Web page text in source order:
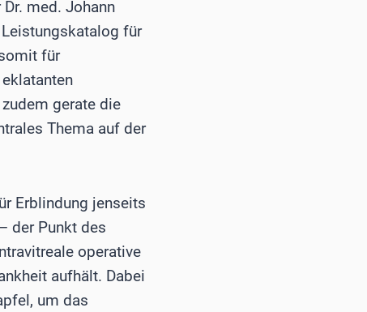
med. Johann
für
für
gerate die
Thema auf der
Erblindung jenseits
der Punkt des
operative
aufhält. Dabei
um das